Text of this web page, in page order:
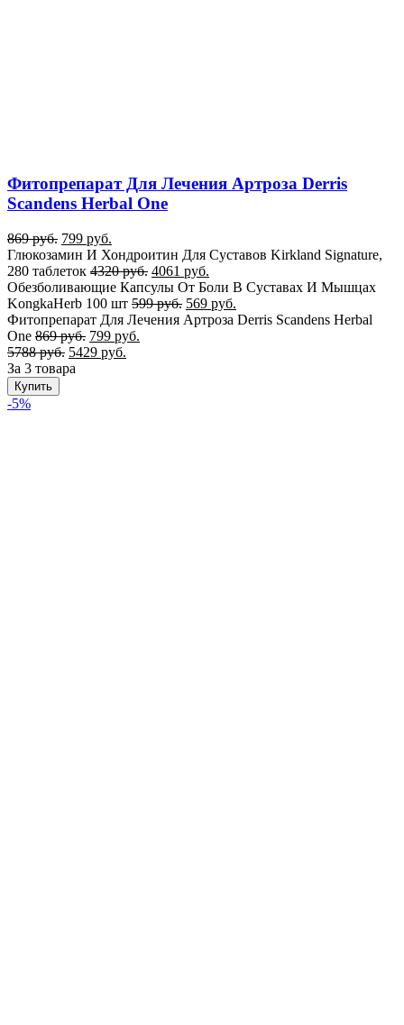
Фитопрепарат Для Лечения Артроза Derris
Scandens Herbal One
869руб. 799 руб.
Глюкозамин И Хондроитин Для Суставов Kirkland Signature,
280 таблеток 4320руб. 4061 руб.
Обезболивающие Капсулы От Боли В Суставах И Мышцах
KongkaHerb 100 шт 599руб. 569 руб.
Фитопрепарат Для Лечения Артроза Derris Scandens Herbal
One 869руб. 799 руб.
5788руб. 5429 руб.
За 3 товара
Купить
-5%